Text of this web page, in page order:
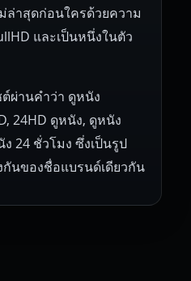
ล่าสุดก่อนใครด้วยความ
และเป็นหนึ่งในตัว
ผ่านคำว่า ดูหนัง
24HD ดูหนัง, ดูหนัง
24 ชั่วโมง ซึ่งเป็นรูป
นของชื่อแบรนด์เดียวกัน